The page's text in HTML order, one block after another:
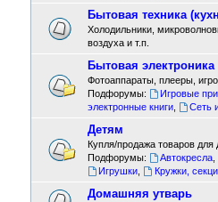
Бытовая техника
Холодильники,
воздуха и т.п.
Бытовая электроника
Фотоаппараты, плееры,
Подфорумы:
Игровые
электронные книги, Сеть
Детям
Купля/продажа товаров для
Подфорумы:
Автокресла
Игрушки
Кружки,
Домашняя утварь